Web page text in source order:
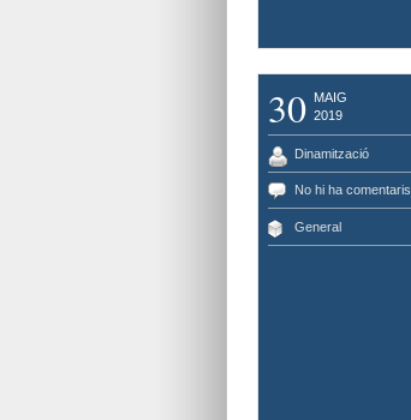
30
MAIG
2019
Dinamització
No hi ha comentaris
General